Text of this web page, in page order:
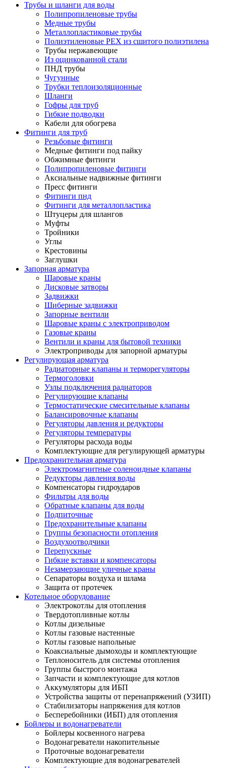
Трубы и шланги для воды
Полипропиленовые трубы
Медные трубы
Металлопластиковые трубы
Полиэтиленовые PEX из сшитого полиэтилена
Трубы нержавеющие
Из оцинкованной стали
ПНД трубы
Чугунные
Трубки теплоизоляционные
Шланги
Гофры для труб
Гибкие подводки
Кабели для обогрева
Фитинги для труб
Резьбовые фитинги
Медные фитинги под пайку
Обжимные фитинги
Полипропиленовые фитинги
Аксиальные надвижные фитинги
Пресс фитинги
Фитинги пнд
Фитинги для металлопластика
Штуцеры для шлангов
Муфты
Тройники
Углы
Крестовины
Заглушки
Запорная арматура
Шаровые краны
Дисковые затворы
Задвижки
Шиберные задвижки
Запорные вентили
Шаровые краны с электроприводом
Газовые краны
Вентили и краны для бытовой техники
Электроприводы для запорной арматуры
Регулирующая арматура
Радиаторные клапаны и терморегуляторы
Термоголовки
Узлы подключения радиаторов
Регулирующие клапаны
Термостатические смесительные клапаны
Балансировочные клапаны
Регуляторы давления и редукторы
Регуляторы температуры
Регуляторы расхода воды
Комплектующие для регулирующей арматуры
Предохранительная арматура
Электромагнитные соленоидные клапаны
Редукторы давления воды
Компенсаторы гидроударов
Фильтры для воды
Обратные клапаны для воды
Подпиточные
Предохранительные клапаны
Группы безопасности отопления
Воздухоотводчики
Перепускные
Гибкие вставки и компенсаторы
Незамерзающие уличные краны
Сепараторы воздуха и шлама
Защита от протечек
Котельное оборудование
Электрокотлы для отопления
Твердотопливные котлы
Котлы дизельные
Котлы газовые настенные
Котлы газовые напольные
Коаксиальные дымоходы и комплектующие
Теплоноситель для системы отопления
Группы быстрого монтажа
Запчасти и комплектующие для котлов
Аккумуляторы для ИБП
Устройства защиты от перенапряжений (УЗИП)
Стабилизаторы напряжения для котлов
Бесперебойники (ИБП) для отопления
Бойлеры и водонагреватели
Бойлеры косвенного нагрева
Водонагреватели накопительные
Проточные водонагреватели
Комплектующие для водонагревателей